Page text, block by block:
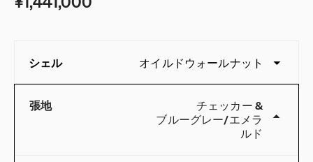
ベストセラー
ミッドセンチュリーモダンホームの追求
シェル オイルドウォールナット
張地 チェッカー&
ブルーグレー/エメラ
ルド